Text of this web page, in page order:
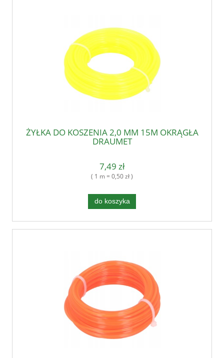
ŻYŁKA DO KOSZENIA 2,0 MM 15M OKRĄGŁA
DRAUMET
7,49 zł
( 1 m = 0,50 zł )
do koszyka